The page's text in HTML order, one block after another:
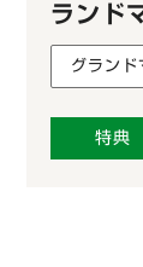
ランド
グランド
特典